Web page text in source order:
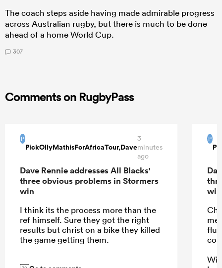
The coach steps aside having made admirable progress
across Australian rugby, but there is much to be done
ahead of a home World Cup.
307
Comments on RugbyPass
P
PickOllyMathisForAfricaTour,Dave
3
minutes
ago
Dave Rennie addresses All Blacks'
three obvious problems in Stormers
win
I think its the process more than the
ref himself. Sure they got the right
results but christ on a bike they killed
the game getting them.
P
win